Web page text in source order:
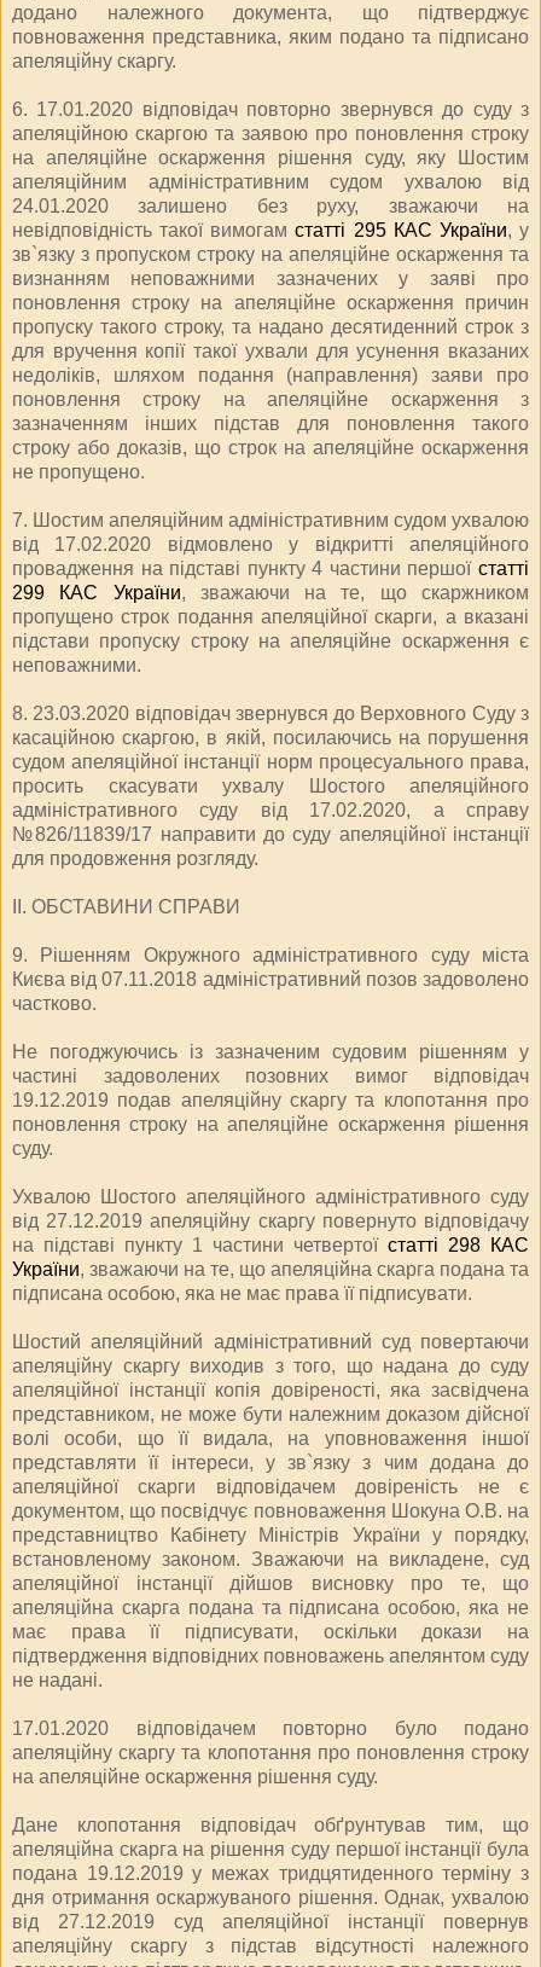
додано належного документа, що підтверджує
повноваження представника, яким подано та підписано
апеляційну скаргу.
6. 17.01.2020 відповідач повторно звернувся до суду з
апеляційною скаргою та заявою про поновлення строку
на апеляційне оскарження рішення суду, яку Шостим
апеляційним адміністративним судом ухвалою від
24.01.2020 залишено без руху, зважаючи на
невідповідність такої вимогамстатті 295 КАС України, у
зв`язку з пропуском строку на апеляційне оскарження та
визнанням неповажними зазначених у заяві про
поновлення строку на апеляційне оскарження причин
пропуску такого строку, та надано десятиденний строк з
для вручення копії такої ухвали для усунення вказаних
недоліків, шляхом подання (направлення) заяви про
поновлення строку на апеляційне оскарження з
зазначенням інших підстав для поновлення такого
строку або доказів, що строк на апеляційне оскарження
не пропущено.
7. Шостим апеляційним адміністративним судом ухвалою
від 17.02.2020 відмовлено у відкритті апеляційного
провадження на підставі пункту 4 частини першої статті
299 КАС України, зважаючи на те, що скаржником
пропущено строк подання апеляційної скарги, а вказані
підстави пропуску строку на апеляційне оскарження є
неповажними.
8. 23.03.2020 відповідач звернувся до Верховного Суду з
касаційною скаргою, в якій, посилаючись на порушення
судом апеляційної інстанції норм процесуального права,
просить скасувати ухвалу Шостого апеляційного
адміністративного суду від 17.02.2020, а справу
№826/11839/17 направити до суду апеляційної інстанції
для продовження розгляду.
ІІ. ОБСТАВИНИ СПРАВИ
9. Рішенням Окружного адміністративного суду міста
Києва від 07.11.2018 адміністративний позов задоволено
частково.
Не погоджуючись із зазначеним судовим рішенням у
частині задоволених позовних вимог відповідач
19.12.2019 подав апеляційну скаргу та клопотання про
поновлення строку на апеляційне оскарження рішення
суду.
Ухвалою Шостого апеляційного адміністративного суду
від 27.12.2019 апеляційну скаргу повернуто відповідачу
на підставі пункту 1 частини четвертої статті 298 КАС
України, зважаючи на те, що апеляційна скарга подана та
підписана особою, яка не має права її підписувати.
Шостий апеляційний адміністративний суд повертаючи
апеляційну скаргу виходив з того, що надана до суду
апеляційної інстанції копія довіреності, яка засвідчена
представником, не може бути належним доказом дійсної
волі особи, що її видала, на уповноваження іншої
представляти її інтереси, у зв`язку з чим додана до
апеляційної скарги відповідачем довіреність не є
документом, що посвідчує повноваження Шокуна О.В. на
представництво Кабінету Міністрів України у порядку,
встановленому законом. Зважаючи на викладене, суд
апеляційної інстанції дійшов висновку про те, що
апеляційна скарга подана та підписана особою, яка не
має права її підписувати, оскільки докази на
підтвердження відповідних повноважень апелянтом суду
не надані.
17.01.2020 відповідачем повторно було подано
апеляційну скаргу та клопотання про поновлення строку
на апеляційне оскарження рішення суду.
Дане клопотання відповідач обґрунтував тим, що
апеляційна скарга на рішення суду першої інстанції була
подана 19.12.2019 у межах тридцятиденного терміну з
дня отримання оскаржуваного рішення. Однак, ухвалою
від 27.12.2019 суд апеляційної інстанції повернув
апеляційну скаргу з підстав відсутності належного